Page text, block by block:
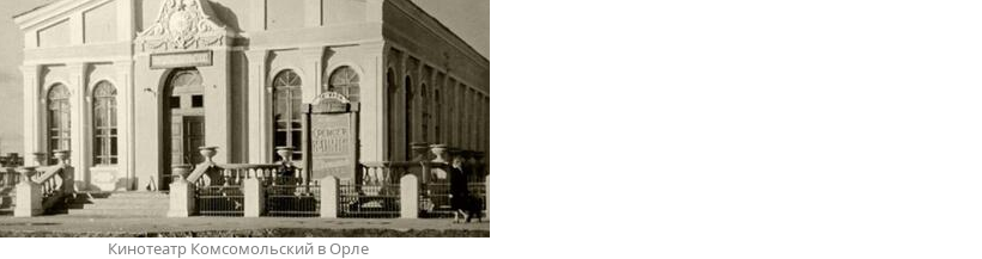
Кинотеатр Комсомольский в Орле